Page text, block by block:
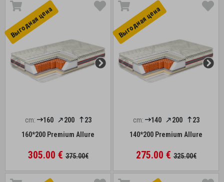
Выгоднaя цена
cm: 160 200
23
160*200 Premium Allure
305.00 €375.00€
Выгоднaя цена
cm: 140 200
23
140*200 Premium Allure
275.00 €325.00€